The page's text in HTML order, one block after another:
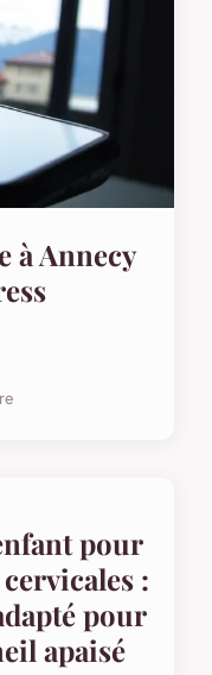
à Annecy
pour
:
pour
apaisé